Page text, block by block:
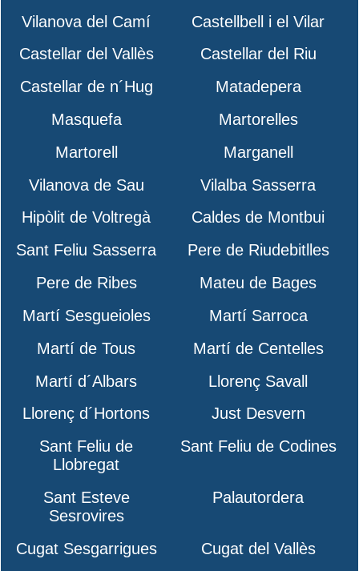
Vilanova del Camí
Castellbell i el Vilar
Castellar del Vallès
Castellar del Riu
Castellar de n´Hug
Matadepera
Masquefa
Martorelles
Martorell
Marganell
Vilanova de Sau
Vilalba Sasserra
Hipòlit de Voltregà
Caldes de Montbui
Sant Feliu Sasserra
Pere de Riudebitlles
Pere de Ribes
Mateu de Bages
Martí Sesgueioles
Martí Sarroca
Martí de Tous
Martí de Centelles
Martí d´Albars
Llorenç Savall
Llorenç d´Hortons
Just Desvern
Sant Feliu de
Llobregat
Sant Feliu de Codines
Sant Esteve
Sesrovires
Palautordera
Cugat Sesgarrigues
Cugat del Vallès